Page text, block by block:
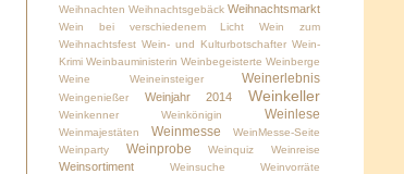
Weihnachten Weihnachtsgebäck Weihnachtsmarkt
Wein bei verschiedenem Licht
Wein zum
Weihnachtsfest Wein- und Kulturbotschafter Wein-
Krimi Weinbauministerin Weinbegeisterte Weinberge
Weine
Weineinsteiger Weinerlebnis
Weingenießer Weinjahr 2014 Weinkeller
Weinkenner Weinkönigin Weinlese
Weinmajestäten Weinmesse
WeinMesse-Seite
Weinparty
Weinprobe Weinquiz Weinreise
Weinsortiment Weinsuche
Weinvorräte